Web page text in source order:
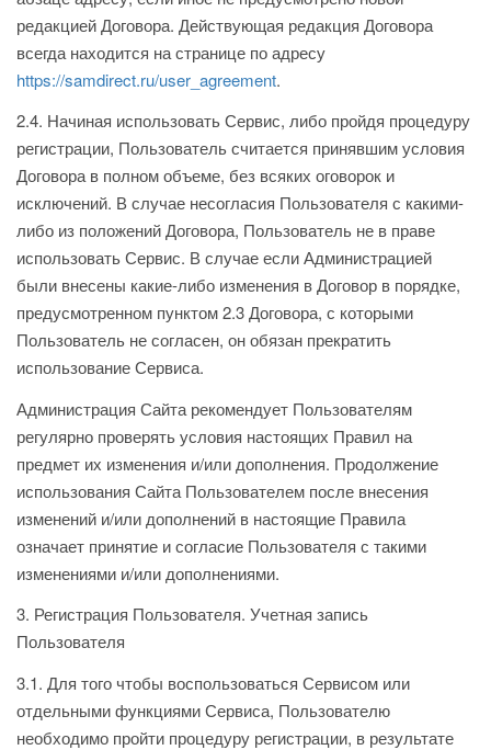
редакцией Договора. Действующая редакция Договора
всегда находится на странице по адресу
https://samdirect.ru/user_agreement.
2.4. Начиная использовать Сервис, либо пройдя процедуру
регистрации, Пользователь считается принявшим условия
Договора в полном объеме, без всяких оговорок и
исключений. В случае несогласия Пользователя с какими-
либо из положений Договора, Пользователь не в праве
использовать Сервис. В случае если Администрацией
были внесены какие-либо изменения в Договор в порядке,
предусмотренном пунктом 2.3 Договора, с которыми
Пользователь не согласен, он обязан прекратить
использование Сервиса.
Администрация Сайта рекомендует Пользователям
регулярно проверять условия настоящих Правил на
предмет их изменения и/или дополнения. Продолжение
использования Сайта Пользователем после внесения
изменений и/или дополнений в настоящие Правила
означает принятие и согласие Пользователя с такими
изменениями и/или дополнениями.
3. Регистрация Пользователя. Учетная запись
Пользователя
3.1. Для того чтобы воспользоваться Сервисом или
отдельными функциями Сервиса, Пользователю
необходимо пройти процедуру регистрации, в результате